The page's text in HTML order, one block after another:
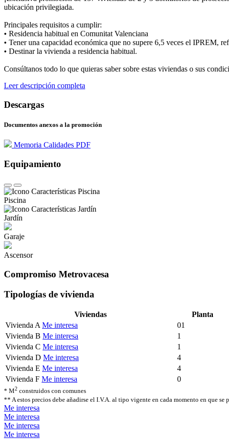
ubicación privilegiada.
Principales requisitos a cumplir:
• Residencia habitual en Comunitat Valenciana
• Tener una capacidad económica que no supere 6,5 veces el IPREM,
• Destinar la vivienda a residencia habitual.
Consúltanos todo lo que quieras saber sobre estas viviendas o sus
Leer descripción completa
Descargas
Documentos anexos a la promoción
Memoria Calidades PDF
Equipamiento
Piscina
Jardín
Garaje
Ascensor
Compromiso Metrovacesa
Tipologías de vivienda
Viviendas Planta
Vivienda AMe interesa 01
Vivienda B Me interesa 1
Vivienda C Me interesa 1
Vivienda D Me interesa 4
Vivienda E Me interesa 4
Vivienda F Me interesa 0
* M2 construidos con comunes
** A estos precios debe añadirse el I.V.A. al tipo vigente en cada momento en que
Me interesa
Me interesa
Me interesa
Me interesa